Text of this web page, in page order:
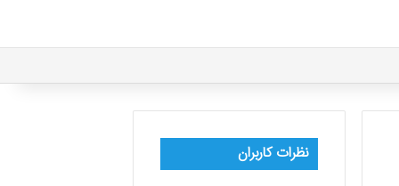
نظرات کاربران